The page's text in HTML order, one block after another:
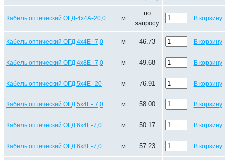
Кабель оптический ОГД-4х4А-20,0 м
по
запросу
В корзину
Кабель оптический ОГД 4х4Е- 7,0 м 46.73 В корзину
Кабель оптический ОГД 4х8Е- 7,0 м 49.68 В корзину
Кабель оптический ОГД 5х4Е- 20 м 76.91 В корзину
Кабель оптический ОГД 5х4Е- 7,0 м 58.00 В корзину
Кабель оптический ОГД 6х4Е-7,0 м 50.17 В корзину
Кабель оптический ОГД 6х8Е-7,0 м 57.23 В корзину